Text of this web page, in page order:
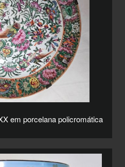
em porcelana policromática